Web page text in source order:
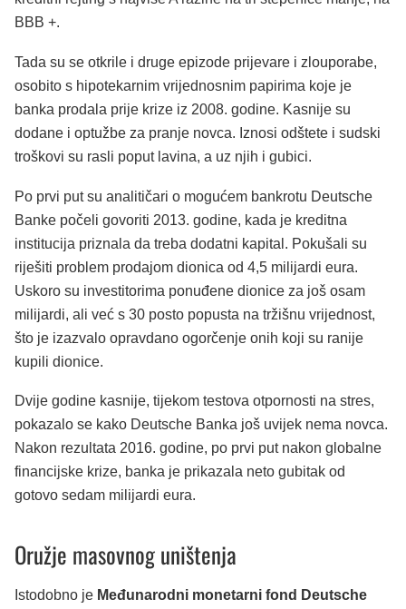
BBB +.
Tada su se otkrile i druge epizode prijevare i zlouporabe,
osobito s hipotekarnim vrijednosnim papirima koje je
banka prodala prije krize iz 2008. godine. Kasnije su
dodane i optužbe za pranje novca. Iznosi odštete i sudski
troškovi su rasli poput lavina, a uz njih i gubici.
Po prvi put su analitičari o mogućem bankrotu Deutsche
Banke počeli govoriti 2013. godine, kada je kreditna
institucija priznala da treba dodatni kapital. Pokušali su
riješiti problem prodajom dionica od 4,5 milijardi eura.
Uskoro su investitorima ponuđene dionice za još osam
milijardi, ali već s 30 posto popusta na tržišnu vrijednost,
što je izazvalo opravdano ogorčenje onih koji su ranije
kupili dionice.
Dvije godine kasnije, tijekom testova otpornosti na stres,
pokazalo se kako Deutsche Banka još uvijek nema novca.
Nakon rezultata 2016. godine, po prvi put nakon globalne
financijske krize, banka je prikazala neto gubitak od
gotovo sedam milijardi eura.
Oružje masovnog uništenja
Istodobno je Međunarodni monetarni fond Deutsche